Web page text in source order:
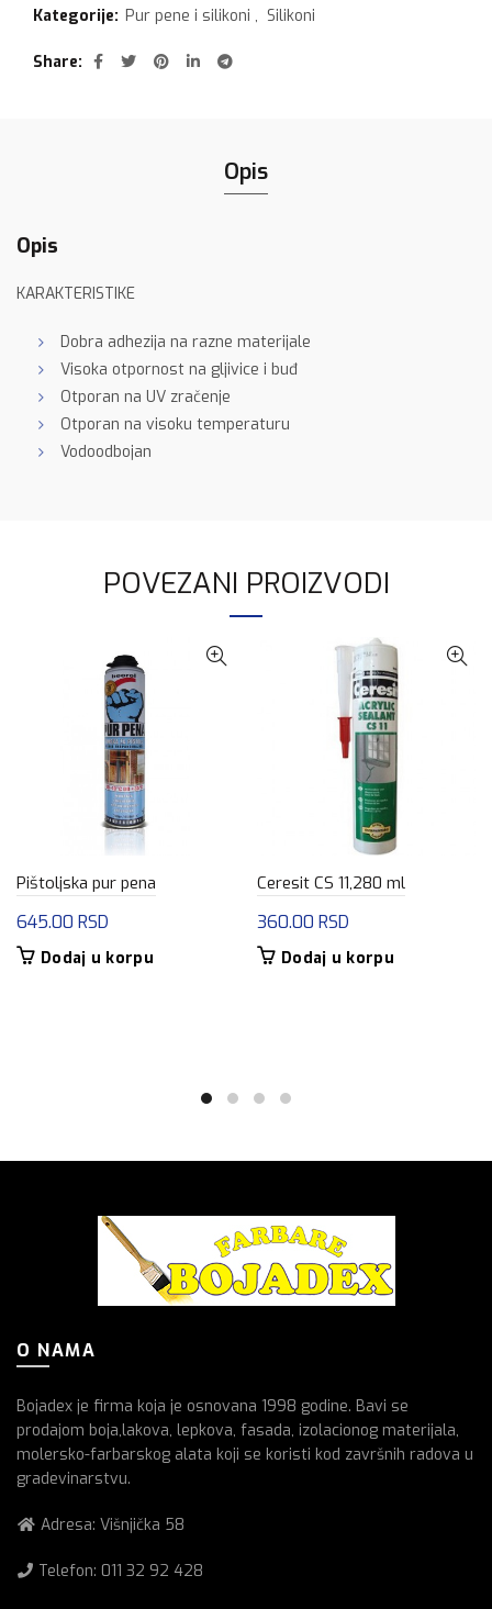
Kategorije: Pur pene i silikoni , Silikoni
Share
Opis
Opis
KARAKTERISTIKE
Dobra adhezija na razne materijale
Visoka otpornost na gljivice i buđ
Otporan na UV zračenje
Otporan na visoku temperaturu
Vodoodbojan
POVEZANI PROIZVODI
Pištoljska pur pena
645.00 RSD
Dodaj u korpu
Ceresit CS 11,280 ml
360.00 RSD
Dodaj u korpu
O NAMA
Bojadex je firma koja je osnovana 1998 godine. Bavi se
prodajom boja,lakova, lepkova, fasada, izolacionog materijala,
molersko-farbarskog alata koji se koristi kod završnih radova u
gradevinarstvu.
Adresa: Višnjička 58
Telefon: 011 32 92 428